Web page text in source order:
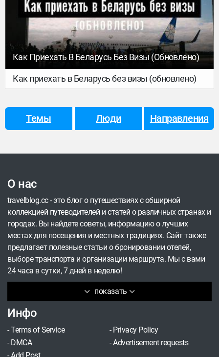
прошлась с походами по горам Украины,
Болгарии, Польши, Турции, равнинам и рекам
Беларуси.
Как Приехать В Беларусь Без Визы (обновлено)
Как приехать в Беларусь без визы (обновлено)
Темы Люди Направления
О нас
показать
travelblog.cc - это блог о путешествиях с обширной
коллекцией путеводителей и статей о различных странах и
городах. Вы найдете советы, информацию о лучших
местах для посещения и местных традициях. Сайт также
предлагает полезные статьи о бронировании отелей,
выборе транспорта и организации маршрута. Мы с вами
24 часа в сутки, 7 дней в неделю!
Инфо
-Terms of Service - Privacy Policy
- DMCA -Advertisement requests